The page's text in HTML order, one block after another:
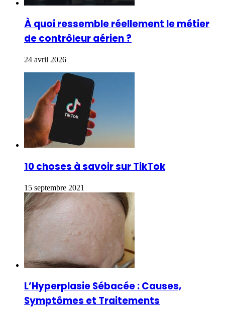
À quoi ressemble réellement le métier
de contrôleur aérien ?
24 avril 2026
10 choses à savoir sur TikTok
15 septembre 2021
L’Hyperplasie Sébacée : Causes,
Symptômes et Traitements